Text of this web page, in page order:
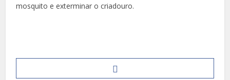
mosquito e exterminar o criadouro.